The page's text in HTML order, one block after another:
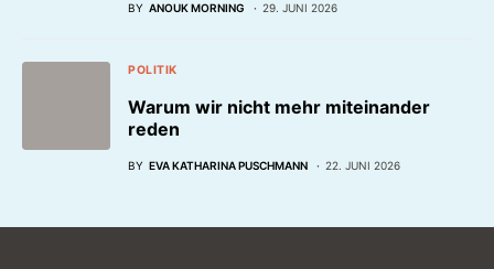
BY ANOUK MORNING 29. JUNI 2026
POLITIK
Warum wir nicht mehr miteinander
reden
BY EVA KATHARINA PUSCHMANN 22. JUNI 2026